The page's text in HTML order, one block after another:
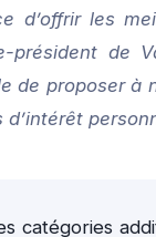
d’offrir les
président de
de proposer à
catégories